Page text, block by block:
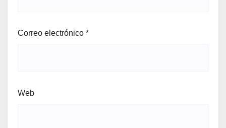
Correo electrónico *
Web